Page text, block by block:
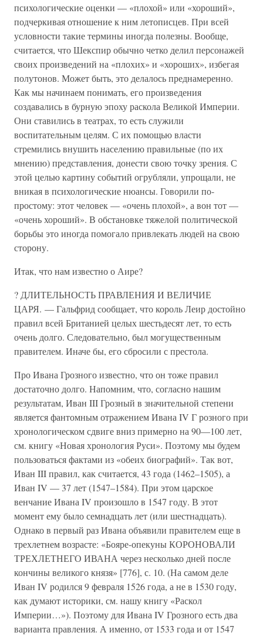
психологические оценки — «плохой» или «хороший»,
подчеркивая отношение к ним летописцев. При всей
условности такие термины иногда полезны. Вообще,
считается, что Шекспир обычно четко делил персонажей
своих произведений на «плохих» и «хороших», избегая
полутонов. Может быть, это делалось преднамеренно.
Как мы начинаем понимать, его произведения
создавались в бурную эпоху раскола Великой Империи.
Они ставились в театрах, то есть служили
воспитательным целям. С их помощью власти
стремились внушить населению правильные (по их
мнению) представления, донести свою точку зрения. С
этой целью картину событий огрубляли, упрощали, не
вникая в психологические нюансы. Говорили по-
простому: этот человек — «очень плохой», а вон тот —
«очень хороший». В обстановке тяжелой политической
борьбы это иногда помогало привлекать людей на свою
сторону.
Итак, что нам известно о Аире?
? ДЛИТЕЛЬНОСТЬ ПРАВЛЕНИЯ И ВЕЛИЧИЕ
ЦАРЯ. — Гальфрид сообщает, что король Леир достойно
правил всей Британией целых шестьдесят лет, то есть
очень долго. Следовательно, был могущественным
правителем. Иначе бы, его сбросили с престола.
Про Ивана Грозного известно, что он тоже правил
достаточно долго. Напомним, что, согласно нашим
результатам, Иван III Грозный в значительной степени
является фантомным отражением Ивана IV Г розного при
хронологическом сдвиге вниз примерно на 90—100 лет,
см. книгу «Новая хронология Руси». Поэтому мы будем
пользоваться фактами из «обеих биографий». Так вот,
Иван III правил, как считается, 43 года (1462–1505), а
Иван IV — 37 лет (1547–1584). При этом царское
венчание Ивана IV произошло в 1547 году. В этот
момент ему было семнадцать лет (или шестнадцать).
Однако в первый раз Ивана объявили правителем еще в
трехлетнем возрасте: «Бояре-опекуны КОРОНОВАЛИ
ТРЕХЛЕТНЕГО ИВАНА через несколько дней после
кончины великого князя» [776], с. 10. (На самом деле
Иван IV родился 9 февраля 1526 года, а не в 1530 году,
как думают историки, см. нашу книгу «Раскол
Империи…»). Поэтому для Ивана IV Грозного есть два
варианта правления. А именно, от 1533 года и от 1547